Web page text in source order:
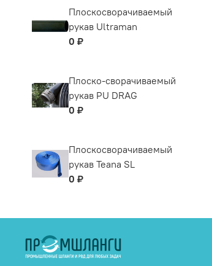
Плоскосворачиваемый
рукав Ultraman
0 ₽
Плоско-сворачиваемый
рукав PU DRAG
0 ₽
Плоскосворачиваемый
рукав Teana SL
0 ₽